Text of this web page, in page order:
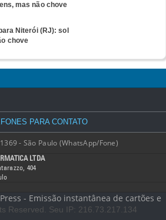
mas não chove
Niterói (RJ): sol
chove
PARA CONTATO
- São Paulo (WhatsApp/Fone)
LTDA
404
- Emissão instantânea de cartões e
Reserved. Seu IP: 216.73.217.134